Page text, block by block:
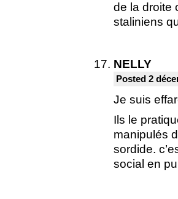
de la droite
staliniens
NELLY
Posted 2
Je suis
Ils le
manipulés
sordide.
social en